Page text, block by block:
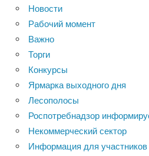
Новости
Рабочий момент
Важно
Торги
Конкурсы
Ярмарка выходного дня
Лесополосы
Роспотребнадзор
Некоммерческий сектор
Информация для